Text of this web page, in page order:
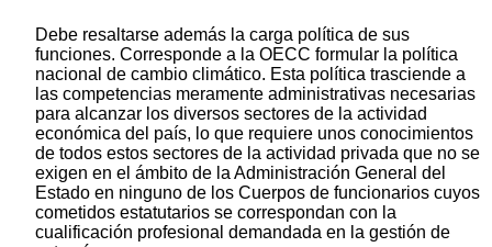
Debe resaltarse además la carga política de sus
funciones. Corresponde a la OECC formular la política
nacional de cambio climático. Esta política trasciende a
las competencias meramente administrativas necesarias
para alcanzar los diversos sectores de la actividad
económica del país, lo que requiere unos conocimientos
de todos estos sectores de la actividad privada que no se
exigen en el ámbito de la Administración General del
Estado en ninguno de los Cuerpos de funcionarios cuyos
cometidos estatutarios se correspondan con la
cualificación profesional demandada en la gestión de